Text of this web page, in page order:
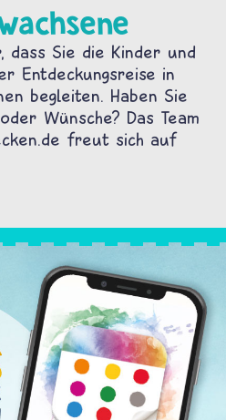
Sie die Kinder und
Entdeckungsreise in
begleiten. Haben Sie
Wünsche? Das Team
freut sich auf